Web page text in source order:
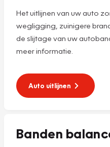
Het uitlijnen van uw auto
wegligging, zuinigere
de slijtage van uw
meer informatie.
Auto uitlijnen
Banden